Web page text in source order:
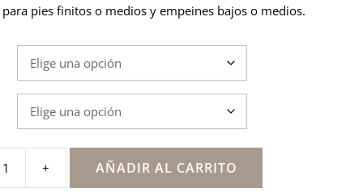
actual
para pies finitos o medios y empeines bajos o medios.
+ AÑADIR AL CARRITO